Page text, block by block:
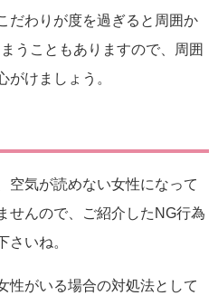
だわりが度を過ぎると周囲か
うこともありますので、周囲
がけましょう。
空気が読めない女性になって
せんので、ご紹介したNG行為
さいね。
性がいる場合の対処法として